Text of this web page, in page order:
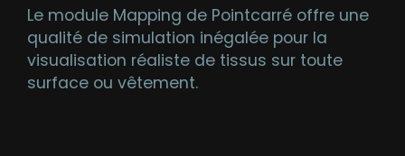
Le module Mapping de Pointcarré offre une
qualité de simulation inégalée pour la
visualisation réaliste de tissus sur toute
surface ou vêtement.